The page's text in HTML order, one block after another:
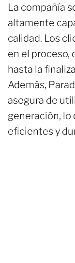
La compañía
altamente
calidad. Los
en el proceso,
hasta la
Además,
asegura de
generación, lo
eficientes y